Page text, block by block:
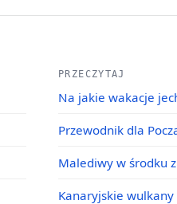
PRZECZYTAJ
Na jakie wakacje
Przewodnik dla
Malediwy w środku
Kanaryjskie